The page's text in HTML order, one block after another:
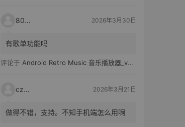
80521 2026年3月30日
有歌单功能吗
评论于 Android Retro Music 音乐播放器_v6.6.0
czh7 2026年3月21日
做得不错，支持。不知手机端怎么用啊